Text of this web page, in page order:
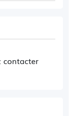
contacter